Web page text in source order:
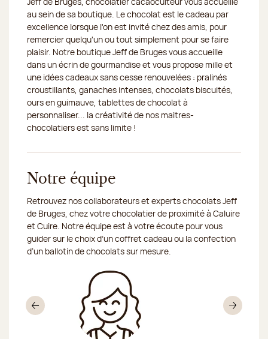
au sein de sa boutique. Le chocolat est le cadeau par
excellence lorsque l'on est invité chez des amis, pour
remercier quelqu'un ou tout simplement pour se faire
plaisir. Notre boutique Jeff de Bruges vous accueille
dans un écrin de gourmandise et vous propose mille et
une idées cadeaux sans cesse renouvelées : pralinés
croustillants, ganaches intenses, chocolats biscuités,
ours en guimauve, tablettes de chocolat à
personnaliser... la créativité de nos maitres-
chocolatiers est sans limite !
Notre équipe
Retrouvez nos collaborateurs et experts chocolats Jeff
de Bruges, chez votre chocolatier de proximité à Caluire
et Cuire. Notre équipe est à votre écoute pour vous
guider sur le choix d’un coffret cadeau ou la confection
d’un ballotin de chocolats sur mesure.
Précédent